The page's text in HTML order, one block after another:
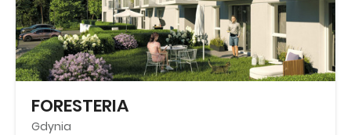
FORESTERIA
Gdynia